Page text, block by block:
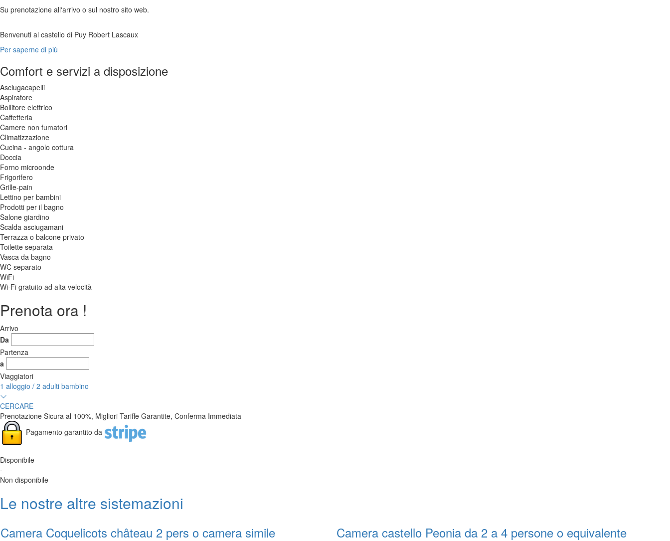
Su prenotazione all'arrivo o sul nostro sito web.
Benvenuti al castello di Puy Robert Lascaux
Per saperne di più
Comfort e servizi a disposizione
Asciugacapelli
Aspiratore
Bollitore elettrico
Caffetteria
Camere non fumatori
Climatizzazione
Cucina - angolo cottura
Doccia
Forno microonde
Frigorifero
Grille-pain
Lettino per bambini
Prodotti per il bagno
Salone giardino
Scalda asciugamani
Terrazza o balcone privato
Toilette separata
Vasca da bagno
WC separato
WiFi
Wi-Fi gratuito ad alta velocità
Prenota ora !
Arrivo
Da
Partenza
a
Viaggiatori
1 alloggio / 2 adulti bambino
CERCARE
Prenotazione Sicura al 100%, Migliori Tariffe Garantite, Conferma Immediata
Pagamento garantito da
-
Disponibile
-
Non disponibile
Le nostre altre sistemazioni
Camera Coquelicots château 2 pers o camera simile Camera castello Peonia da 2 a 4 persone o equivalente